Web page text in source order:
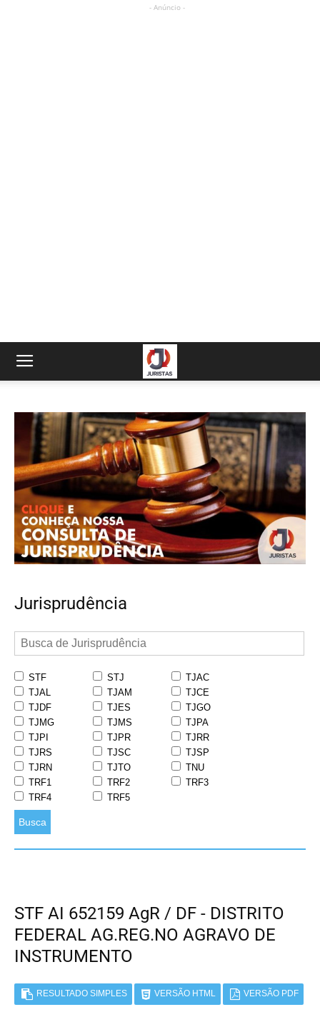
- Anúncio -
Jurisprudência
STF STJ
TJAC
TJAL
TJAM
TJCE
TJDF
TJES
TJGO
TJMG
TJMS
TJPA
TJPI
TJPR
TJRR
TJRS
TJSC
TJSP
TJRN
TJTO
TNU
TRF1
TRF2
TRF3
TRF4
TRF5
Busca
STF AI 652159 AgR / DF - DISTRITO
FEDERAL AG.REG.NO AGRAVO DE
INSTRUMENTO
RESULTADO SIMPLES VERSÃO HTML VERSÃO PDF